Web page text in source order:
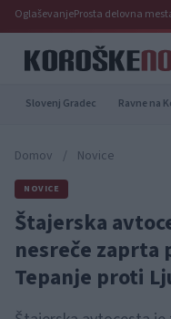
OglaševanjeProsta delovna
Slovenj Gradec Ravne na
Domov / Novice
NOVICE
Štajerska
nesreče zaprta
Tepanje proti